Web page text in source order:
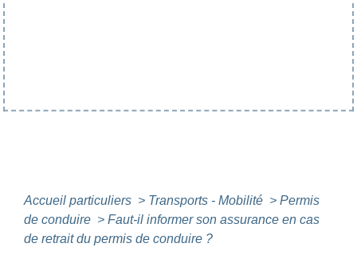
Accueil particuliers > Transports - Mobilité > Permis
de conduire > Faut-il informer son assurance en cas
de retrait du permis de conduire ?